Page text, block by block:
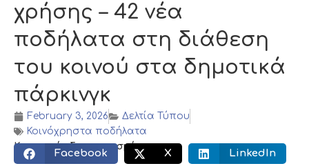
χρήσης – 42 νέα
ποδήλατα στη διάθεση
του κοινού στα δημοτικά
πάρκινγκ
February 3, 2026
Δελτία Τύπου
Κοινόχρηστα ποδήλατα
Κοινωνικός διαμοιρασμός:
Facebook X LinkedIn